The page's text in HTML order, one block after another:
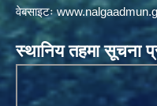
वेबसाइटः
स्थानिय तहमा सूचना